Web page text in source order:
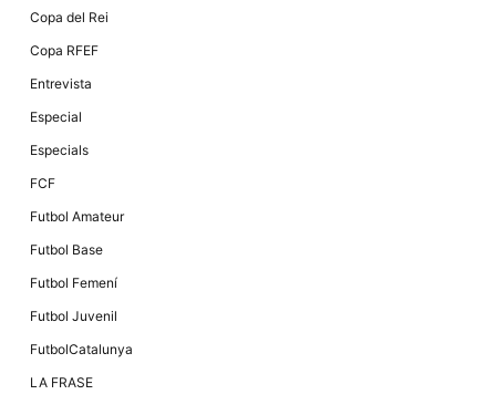
Copa del Rei
Copa RFEF
Entrevista
Especial
Especials
FCF
Futbol Amateur
Futbol Base
Futbol Femení
Futbol Juvenil
FutbolCatalunya
LA FRASE